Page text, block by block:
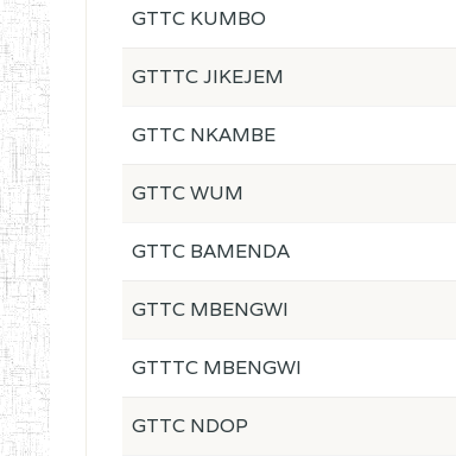
GTTC KUMBO
GTTTC JIKEJEM
GTTC NKAMBE
GTTC WUM
GTTC BAMENDA
GTTC MBENGWI
GTTTC MBENGWI
GTTC NDOP